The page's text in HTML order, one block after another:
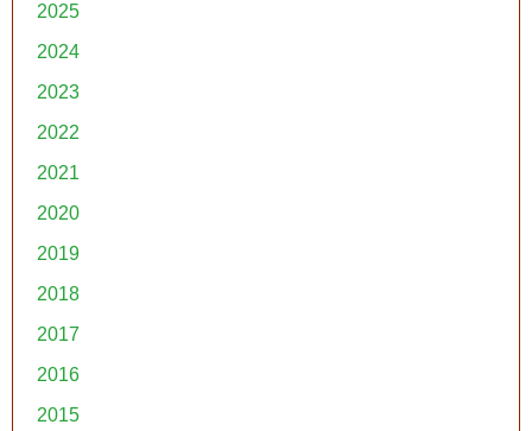
2025
2024
2023
2022
2021
2020
2019
2018
2017
2016
2015